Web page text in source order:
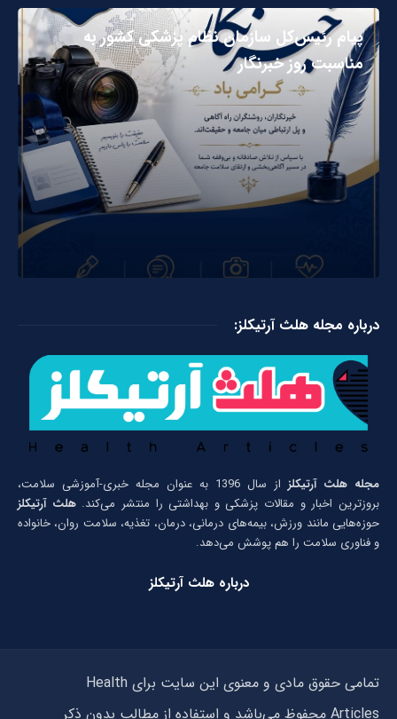
پیام رئیس‌کل سازمان نظام پزشکی کشور به
مناسبت روز خبرنگار
درباره مجله هلث آرتیکلز:
مجله هلث آرتیکلز
از سال 1396 به عنوان مجله خبری-آموزشی سلامت،
بروزترین اخبار و مقالات پزشکی و بهداشتی را منتشر می‌کند.هلث آرتیکلز
حوزه‌هایی مانند ورزش، بیمه‌های درمانی، درمان، تغذیه، سلامت روان، خانواده
و فناوری سلامت را هم پوشش می‌دهد.
درباره هلث آرتیکلز
تمامی حقوق مادی و معنوی این سایت برای Health
Articles محفوظ می‌باشد و استفاده از مطالب بدون ذکر